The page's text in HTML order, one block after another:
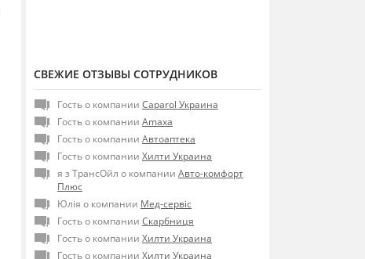
СВЕЖИЕ ОТЗЫВЫ СОТРУДНИКОВ
Гость о компании Caparol Украина
Гость о компании Amaxa
Гость о компании Автоаптека
Гость о компании Хилти Украина
я з ТрансОйл о компании Авто-комфорт
Плюс
Юлія о компании Мед-сервіс
Гость о компании Скарбниця
Гость о компании Хилти Украина
Гость о компании Хилти Украина